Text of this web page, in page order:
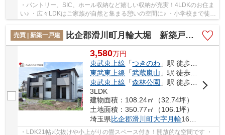
・パントリー、SIC、ホール収納など嬉しい収納が充実！4LDKのお住ま
い♪ ・広々LDKはご家族が自然と集まる憩いの空間に♪ ・小学校まで徒歩
売買 | 新築一戸建
比企郡滑川町月輪大堀 新築戸建 全8区画 1号棟
3,580万円
東武東上線 「つきのわ 」駅 徒歩10分
東武東上線 「武蔵嵐山 」駅 徒歩33分
東武東上線 「森林公園 」駅 徒歩36分
3LDK
建物面積：108.24㎡（32.74坪）
土地面積：350.77㎡（106.1坪）
埼玉県比企郡滑川町大字月輪1601-1
・LDK21帖♪吹抜けや小上がりの畳スペース付き！開放的な空間です ・